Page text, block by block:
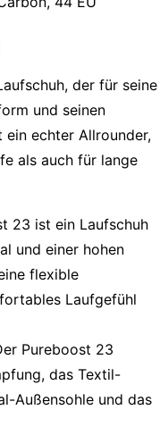
der für seine
und seinen
ein echter Allrounder,
als auch für lange
23 ist ein Laufschuh
und einer hohen
flexible
Laufgefühl
Pureboost 23
, das Textil-
Außensohle und das